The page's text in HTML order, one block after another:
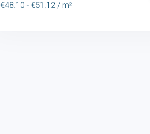
€48.10 - €51.12 / m²